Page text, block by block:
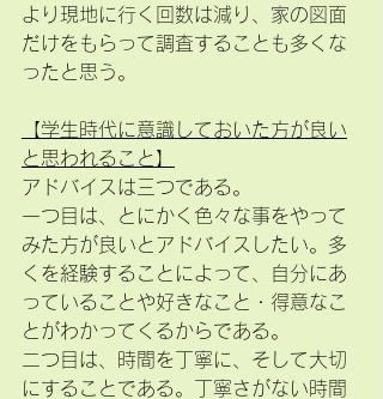
より現地に行く回数は減り、家の図面
だけをもらって調査することも多くな
ったと思う。
【学生時代に意識しておいた方が良い
と思われること】
アドバイスは三つである。
一つ目は、とにかく色々な事をやって
みた方が良いとアドバイスしたい。多
くを経験することによって、自分にあ
っていることや好きなこと・得意なこ
とがわかってくるからである。
二つ目は、時間を丁寧に、そして大切
にすることである。丁寧さがない時間